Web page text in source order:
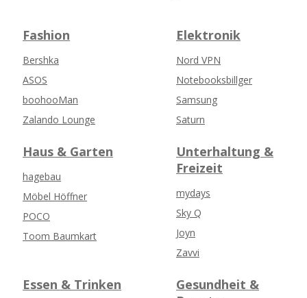
Fashion
Bershka
ASOS
boohooMan
Zalando Lounge
Elektronik
Nord VPN
Notebooksbillger
Samsung
Saturn
Haus & Garten
hagebau
Möbel Höffner
POCO
Toom Baumkart
Unterhaltung &
Freizeit
mydays
Sky Q
Joyn
Zavvi
Essen & Trinken
Gesundheit &